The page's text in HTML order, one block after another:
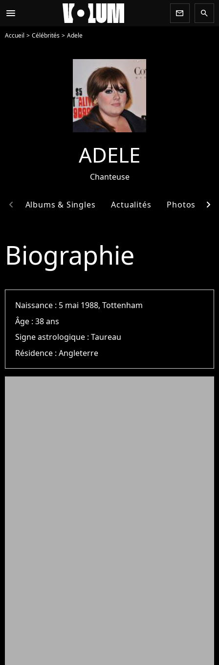
menu newsletter search
Accueil Célébrités Adele
ADELE
Chanteuse
Albums & Singles Actualités Photos
chevron_left chevron_right
Biographie
Naissance : 5 mai 1988, Tottenham
Âge :38 ans
Signe astrologique :Taureau
Résidence :Angleterre